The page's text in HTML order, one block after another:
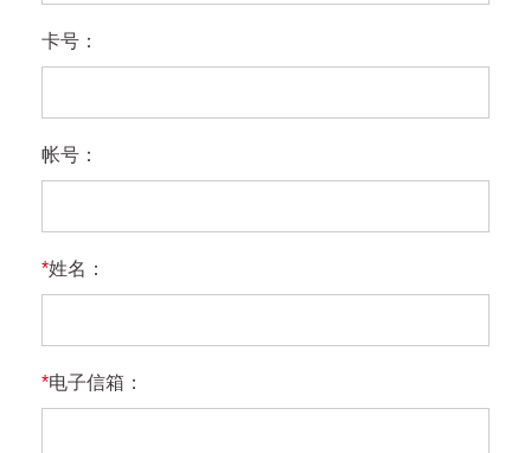
卡号：
帐号：
*姓名：
*电子信箱：